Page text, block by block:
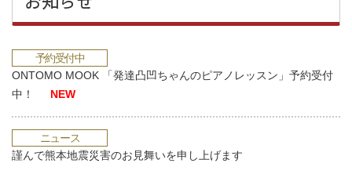
予約受付中
ONTOMO MOOK 「発達凸凹ちゃんのピアノレッスン」予約受付
中！
NEW
ニュース
謹んで熊本地震災害のお見舞いを申し上げます